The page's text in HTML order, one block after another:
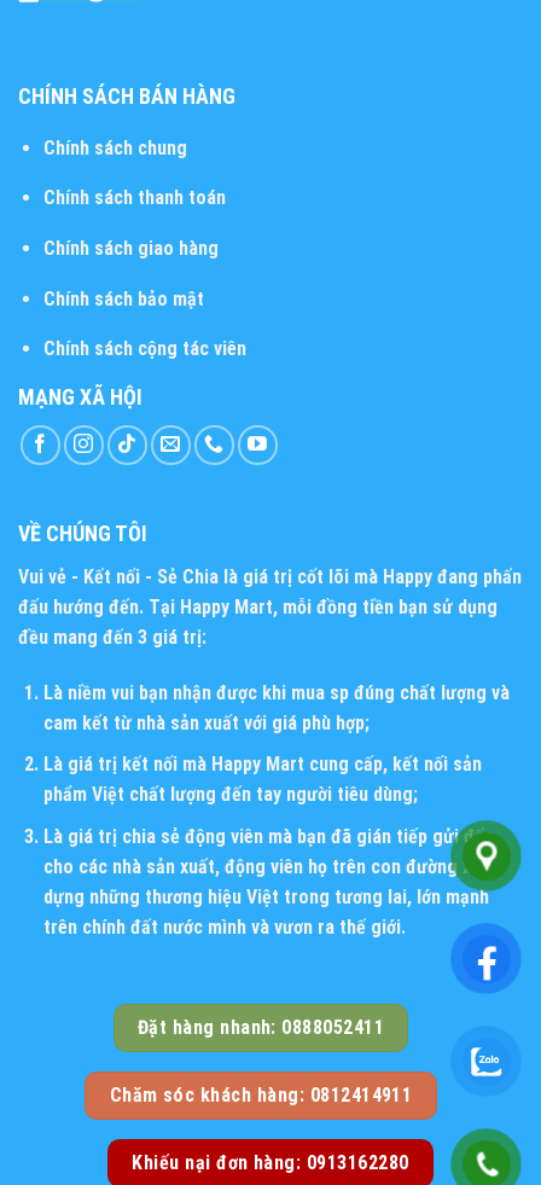
CHÍNH SÁCH BÁN HÀNG
Chính sách chung
Chính sách thanh toán
Chính sách giao hàng
Chính sách bảo mật
Chính sách cộng tác viên
MẠNG XÃ HỘI
VỀ CHÚNG TÔI
Vui vẻ - Kết nối - Sẻ Chia là giá trị cốt lõi mà Happy đang phấn
đấu hướng đến. Tại Happy Mart, mỗi đồng tiền bạn sử dụng
đều mang đến 3 giá trị:
Là niềm vui bạn nhận được khi mua sp đúng chất lượng và
cam kết từ nhà sản xuất với giá phù hợp;
Là giá trị kết nối mà Happy Mart cung cấp, kết nối sản
phẩm Việt chất lượng đến tay người tiêu dùng;
Là giá trị chia sẻ động viên mà bạn đã gián tiếp gửi đến
cho các nhà sản xuất, động viên họ trên con đường xây
dựng những thương hiệu Việt trong tương lai, lớn mạnh
trên chính đất nước mình và vươn ra thế giới.
Đặt hàng nhanh: 0888052411
Chăm sóc khách hàng: 0812414911
Khiếu nại đơn hàng: 0913162280